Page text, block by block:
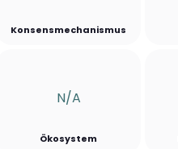
Konsensmechanismus
N/a
Ökosystem